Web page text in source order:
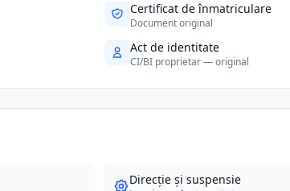
Certificat de înmatriculare
Document original
Act de identitate
CI/BI proprietar — original
Direcție și suspensie